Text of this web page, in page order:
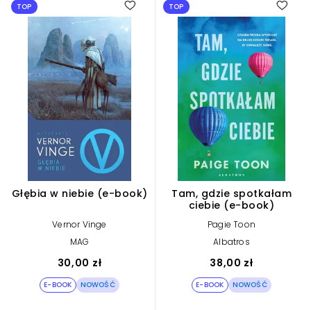
TOP
Głębia w niebie (e-book)
Vernor Vinge
MAG
30,00 zł
E-BOOK NOWOŚĆ
TOP
Tam, gdzie spotkałam
ciebie (e-book)
Pagie Toon
Albatros
38,00 zł
E-BOOK NOWOŚĆ
kryminał i sensacja
kultura i sztuka 355
lektury 186
literatura faktu 2710
literatura piękna 8284
literatura popularnonaukowa
nauki humanistyczne